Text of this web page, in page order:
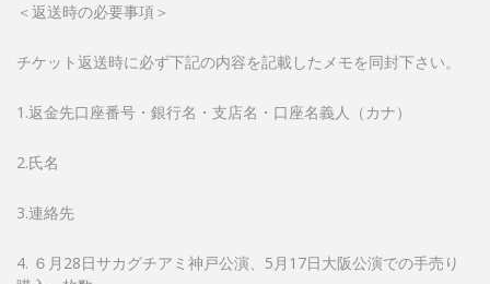
＜返送時の必要事項＞
チケット返送時に必ず下記の内容を記載したメモを同封下さい。
1.返金先口座番号・銀行名・支店名・口座名義人（カナ）
2.氏名
3.連絡先
4. ６月28日サカグチアミ神戸公演、5月17日大阪公演での手売り